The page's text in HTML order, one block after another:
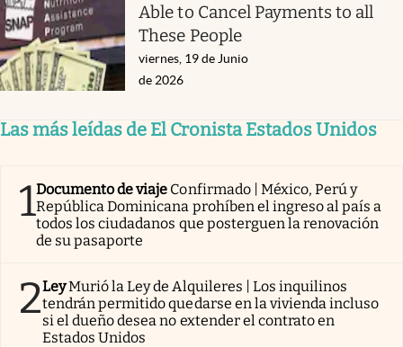
Able to Cancel Payments to all
These People
viernes, 19 de Junio
de 2026
Las más leídas de El Cronista Estados Unidos
1Documento de viaje Confirmado | México, Perú y
República Dominicana prohíben el ingreso al país a
todos los ciudadanos que posterguen la renovación
de su pasaporte
2LeyMurió la Ley de Alquileres | Los inquilinos
tendrán permitido quedarse en la vivienda incluso
si el dueño desea no extender el contrato en
Estados Unidos